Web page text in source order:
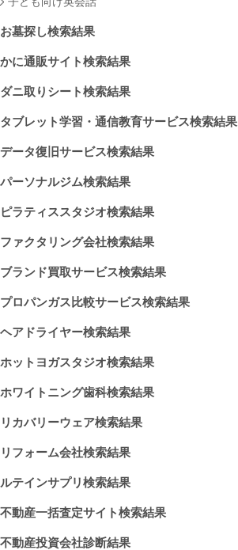
お墓探し検索結果
かに通販サイト検索結果
ダニ取りシート検索結果
タブレット学習・通信教育サービス検索結果
データ復旧サービス検索結果
パーソナルジム検索結果
ピラティススタジオ検索結果
ファクタリング会社検索結果
ブランド買取サービス検索結果
プロパンガス比較サービス検索結果
ヘアドライヤー検索結果
ホットヨガスタジオ検索結果
ホワイトニング歯科検索結果
リカバリーウェア検索結果
リフォーム会社検索結果
ルテインサプリ検索結果
不動産一括査定サイト検索結果
不動産投資会社診断結果